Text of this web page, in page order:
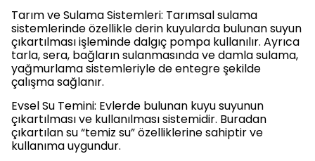
Tarım ve Sulama Sistemleri: Tarımsal sulama
sistemlerinde özellikle derin kuyularda bulunan suyun
çıkartılması işleminde dalgıç pompa kullanılır. Ayrıca
tarla, sera, bağların sulanmasında ve damla sulama,
yağmurlama sistemleriyle de entegre şekilde
çalışma sağlanır.
Evsel Su Temini: Evlerde bulunan kuyu suyunun
çıkartılması ve kullanılması sistemidir. Buradan
çıkartılan su “temiz su” özelliklerine sahiptir ve
kullanıma uygundur.